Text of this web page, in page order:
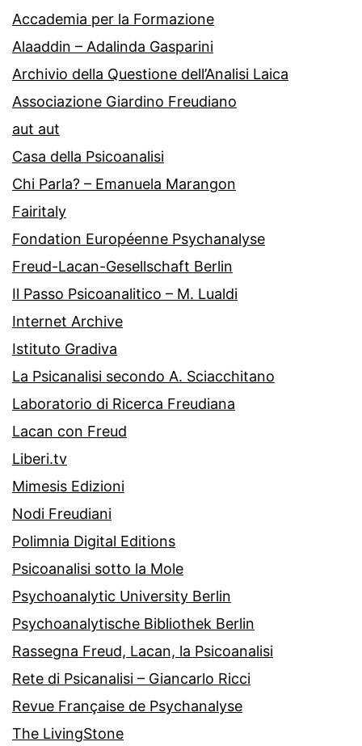
Accademia per la Formazione
Alaaddin – Adalinda Gasparini
Archivio della Questione dell’Analisi Laica
Associazione Giardino Freudiano
aut aut
Casa della Psicoanalisi
Chi Parla? – Emanuela Marangon
Fairitaly
Fondation Européenne Psychanalyse
Freud-Lacan-Gesellschaft Berlin
Il Passo Psicoanalitico – M. Lualdi
Internet Archive
Istituto Gradiva
La Psicanalisi secondo A. Sciacchitano
Laboratorio di Ricerca Freudiana
Lacan con Freud
Liberi.tv
Mimesis Edizioni
Nodi Freudiani
Polimnia Digital Editions
Psicoanalisi sotto la Mole
Psychoanalytic University Berlin
Psychoanalytische Bibliothek Berlin
Rassegna Freud, Lacan, la Psicoanalisi
Rete di Psicanalisi – Giancarlo Ricci
Revue Française de Psychanalyse
The LivingStone